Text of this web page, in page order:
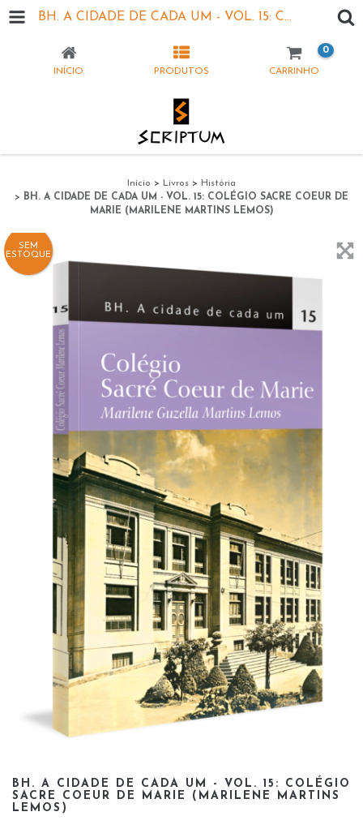
BH. A CIDADE DE CADA UM - VOL. 15: COLÉGIO SACRE COEUR DE MARIE (MARILENE MARTINS LEMOS)
INÍCIO PRODUTOS CARRINHO
0
Início > Livros > História
> BH. A CIDADE DE CADA UM - VOL. 15: COLÉGIO SACRE COEUR DE
MARIE (MARILENE MARTINS LEMOS)
SEM
ESTOQUE
BH. A CIDADE DE CADA UM - VOL. 15: COLÉGIO
SACRE COEUR DE MARIE (MARILENE MARTINS
LEMOS)